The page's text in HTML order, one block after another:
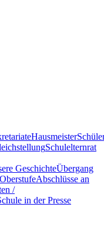
Hausmeister
Schulelternrat
GeschichteÜbergang
OberstufeAbschlüsse an
/
in der Presse